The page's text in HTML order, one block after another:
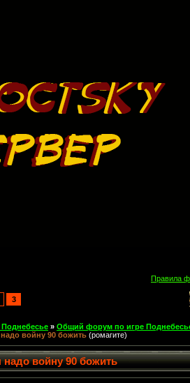
Правила
3
» Общий форум по игре
войну 90 божить (ромагите)
войну 90 божить